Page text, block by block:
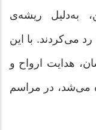
به‌دلیل ریشه‌ی
رد می‌کردند. با این
هدایت ارواح و
می‌شد، در مراسم